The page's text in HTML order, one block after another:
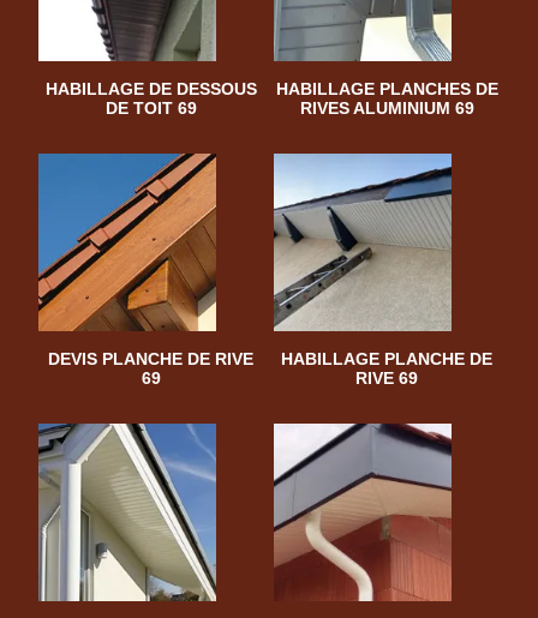
HABILLAGE DE DESSOUS
DE TOIT 69
HABILLAGE PLANCHES DE
RIVES ALUMINIUM 69
DEVIS PLANCHE DE RIVE
69
HABILLAGE PLANCHE DE
RIVE 69